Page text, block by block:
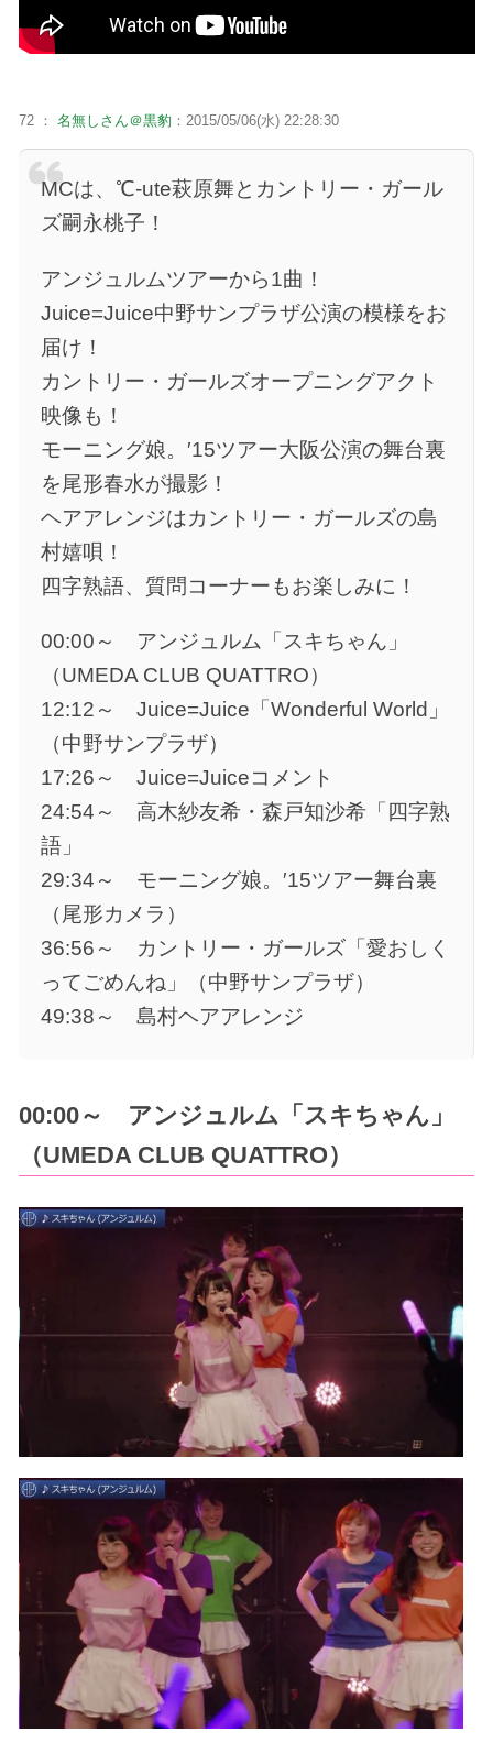
72 ： 名無しさん＠黒豹 ：2015/05/06(水) 22:28:30
MCは、℃-ute萩原舞とカントリー・ガール
ズ嗣永桃子！
アンジュルムツアーから1曲！
Juice=Juice中野サンプラザ公演の模様をお
届け！
カントリー・ガールズオープニングアクト
映像も！
モーニング娘。′15ツアー大阪公演の舞台裏
を尾形春水が撮影！
ヘアアレンジはカントリー・ガールズの島
村嬉唄！
四字熟語、質問コーナーもお楽しみに！
00:00～ アンジュルム「スキちゃん」
（UMEDA CLUB QUATTRO）
12:12～ Juice=Juice「Wonderful World」
（中野サンプラザ）
17:26～ Juice=Juiceコメント
24:54～ 高木紗友希・森戸知沙希「四字熟
語」
29:34～ モーニング娘。′15ツアー舞台裏
（尾形カメラ）
36:56～ カントリー・ガールズ「愛おしく
ってごめんね」（中野サンプラザ）
49:38～ 島村ヘアアレンジ
00:00～ アンジュルム「スキちゃん」
（UMEDA CLUB QUATTRO）